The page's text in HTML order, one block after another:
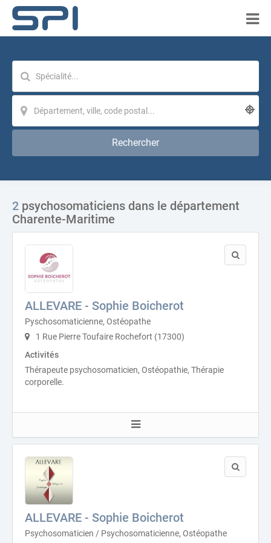
Rechercher
2 psychosomaticiens dans le département
Charente-Maritime
ALLEVARE - Sophie Boicherot
Pyschosomaticienne, Ostéopathe
1 Rue Pierre Toufaire Rochefort (17300)
Activités
Thérapeute psychosomaticien, Ostéopathie, Thérapie
corporelle.
ALLEVARE - Sophie Boicherot
Psychosomaticien / Psychosomaticienne, Ostéopathe